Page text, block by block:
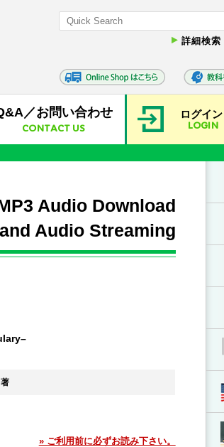
詳細検索
／お問い合わせ
CONTACT US
ログイン
LOGIN
Audio Download
and Audio Streaming
著
» ご利用前に必ずお読み下さい。